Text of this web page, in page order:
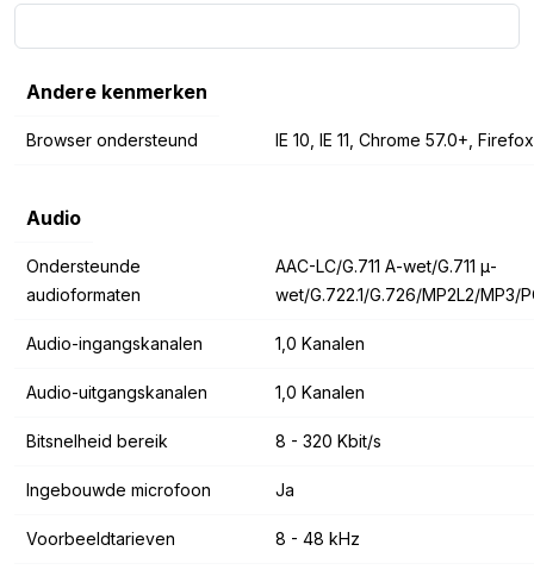
Andere kenmerken
Browser ondersteund IE 10, IE 11, Chrome 57.0+,
Audio
Ondersteunde
audioformaten
AAC-LC/G.711 A-wet/G.711 μ-
wet/G.722.1/G.726/MP2L2/MP3/
Audio-ingangskanalen 1,0 Kanalen
Audio-uitgangskanalen 1,0 Kanalen
Bitsnelheid bereik 8 - 320 Kbit/s
Ingebouwde microfoon Ja
Voorbeeldtarieven 8 - 48 kHz